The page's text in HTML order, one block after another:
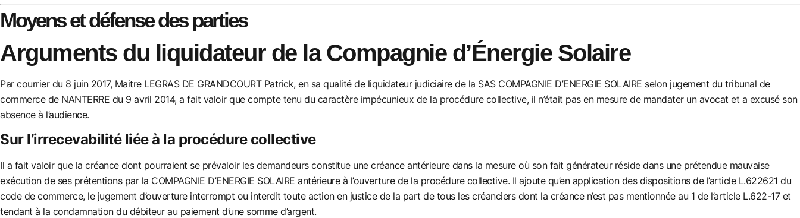
Moyens et défense des parties
Arguments du liquidateur de la Compagnie d’Énergie Solaire
Par courrier du 8 juin 2017, Maitre LEGRAS DE GRANDCOURT Patrick, en sa qualité de liquidateur judiciaire de la SAS COMPAGNIE D’ENERGIE SOLAIRE selon jugement du tribunal de
commerce de NANTERRE du 9 avril 2014, a fait valoir que compte tenu du caractère impécunieux de la procédure collective, il n’était pas en mesure de mandater un avocat et a excusé son
absence à l’audience.
Sur l’irrecevabilité liée à la procédure collective
Il a fait valoir que la créance dont pourraient se prévaloir les demandeurs constitue une créance antérieure dans la mesure où son fait générateur réside dans une prétendue mauvaise
exécution de ses prétentions par la COMPAGNIE D’ENERGIE SOLAIRE antérieure à l’ouverture de la procédure collective. Il ajoute qu’en application des dispositions de l’article L.622621 du
code de commerce, le jugement d’ouverture interrompt ou interdit toute action en justice de la part de tous lescréanciers dont la créance n’est pas mentionnée au 1 de l’article L.622-17 et
tendant à la condamnation du débiteur au paiement d’une somme d’argent.